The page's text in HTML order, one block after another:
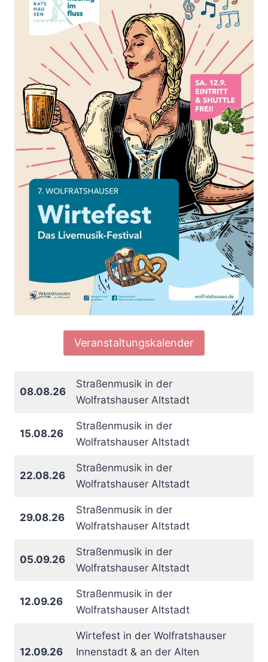
Veranstaltungskalender
08.08.26
Straßenmusik in der
Wolfratshauser Altstadt
15.08.26
Straßenmusik in der
Wolfratshauser Altstadt
22.08.26
Straßenmusik in der
Wolfratshauser Altstadt
29.08.26
Straßenmusik in der
Wolfratshauser Altstadt
05.09.26
Straßenmusik in der
Wolfratshauser Altstadt
12.09.26
Straßenmusik in der
Wolfratshauser Altstadt
12.09.26
Wirtefest in der Wolfratshauser
Innenstadt & an der Alten